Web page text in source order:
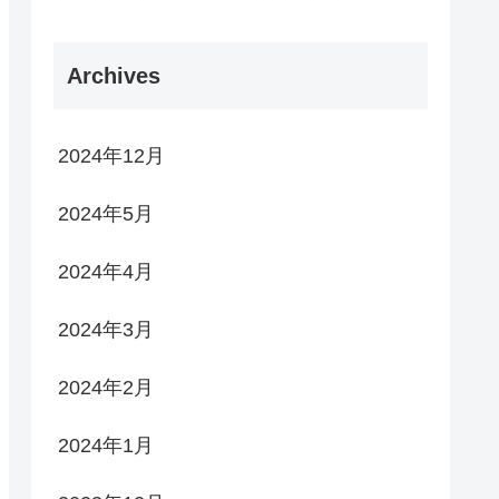
Archives
2024年12月
2024年5月
2024年4月
2024年3月
2024年2月
2024年1月